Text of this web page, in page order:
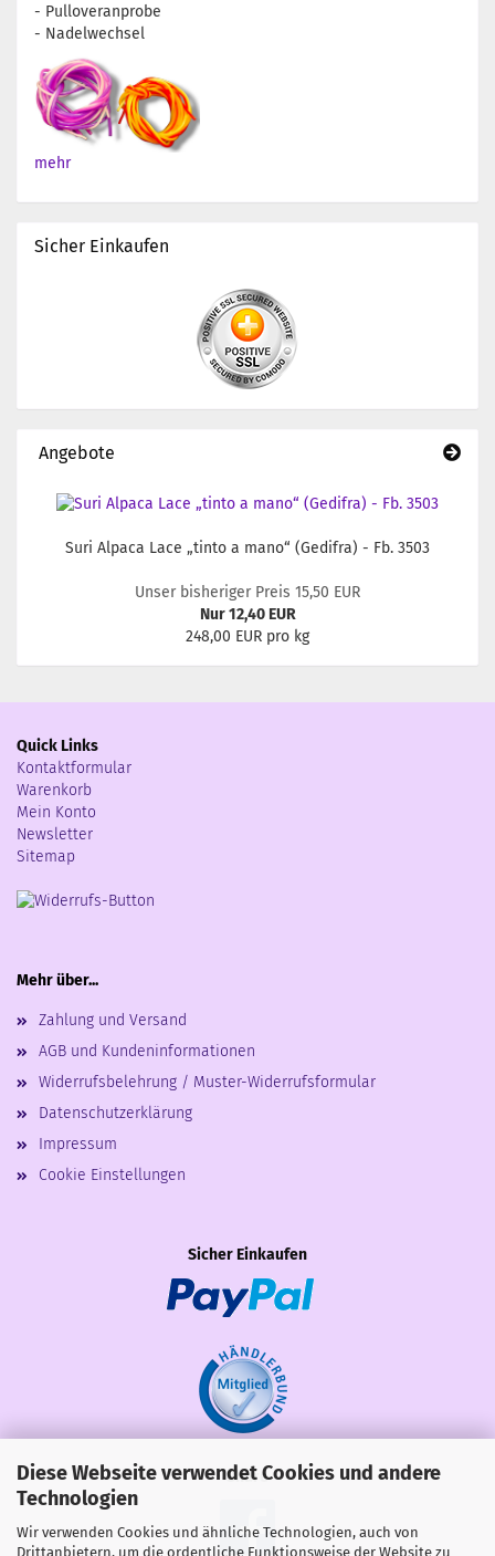
Diese Webseite verwendet Cookies und andere
Technologien
Wir verwenden Cookies und ähnliche Technologien, auch von
Drittanbietern, um die ordentliche Funktionsweise der Website zu
- Pulloveranprobe
- Nadelwechsel
mehr
Sicher Einkaufen
Angebote
Suri Alpaca Lace „tinto a mano“ (Gedifra) - Fb. 3503
Unser bisheriger Preis 15,50 EUR
Nur 12,40 EUR
248,00 EUR pro kg
Quick Links
Kontaktformular
Warenkorb
Mein Konto
Newsletter
Sitemap
Mehr über...
Zahlung und Versand
AGB und Kundeninformationen
Widerrufsbelehrung / Muster-Widerrufsformular
Datenschutzerklärung
Impressum
Cookie Einstellungen
Sicher Einkaufen
Share